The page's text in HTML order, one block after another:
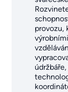
provozu,